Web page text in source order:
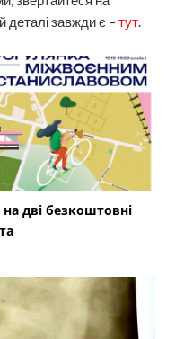
знайшли
знімок області